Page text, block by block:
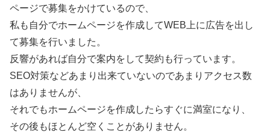
ページで募集をかけているので、
私も自分でホームページを作成してWEB上に広告を出し
て募集を行いました。
反響があれば自分で案内をして契約も行っています。
SEO対策などあまり出来ていないのであまりアクセス数
はありませんが、
それでもホームページを作成したらすぐに満室になり、
その後もほとんど空くことがありません。